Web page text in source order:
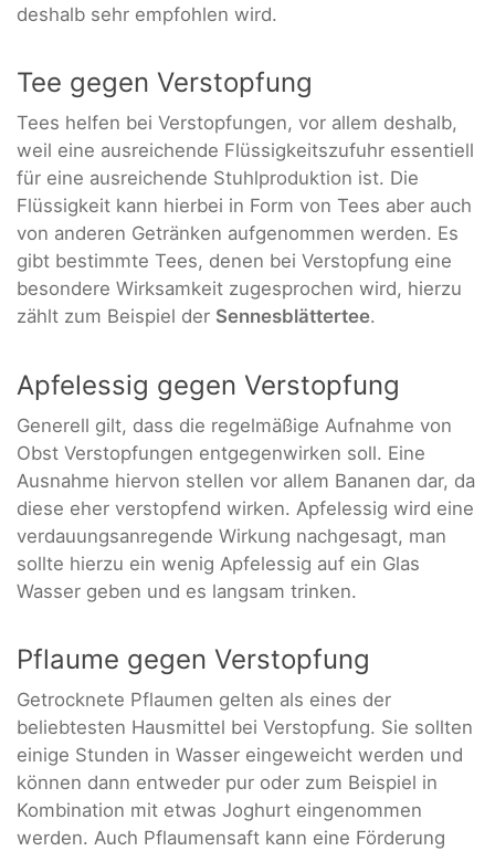
deshalb sehr empfohlen wird.
Tee gegen Verstopfung
Tees helfen bei Verstopfungen, vor allem deshalb,
weil eine ausreichende Flüssigkeitszufuhr essentiell
für eine ausreichende Stuhlproduktion ist. Die
Flüssigkeit kann hierbei in Form von Tees aber auch
von anderen Getränken aufgenommen werden. Es
gibt bestimmte Tees, denen bei Verstopfung eine
besondere Wirksamkeit zugesprochen wird, hierzu
zählt zum Beispiel der Sennesblättertee.
Apfelessig gegen Verstopfung
Generell gilt, dass die regelmäßige Aufnahme von
Obst Verstopfungen entgegenwirken soll. Eine
Ausnahme hiervon stellen vor allem Bananen dar, da
diese eher verstopfend wirken. Apfelessig wird eine
verdauungsanregende Wirkung nachgesagt, man
sollte hierzu ein wenig Apfelessig auf ein Glas
Wasser geben und es langsam trinken.
Pflaume gegen Verstopfung
Getrocknete Pflaumen gelten als eines der
beliebtesten Hausmittel bei Verstopfung. Sie sollten
einige Stunden in Wasser eingeweicht werden und
können dann entweder pur oder zum Beispiel in
Kombination mit etwas Joghurt eingenommen
werden. Auch Pflaumensaft kann eine Förderung